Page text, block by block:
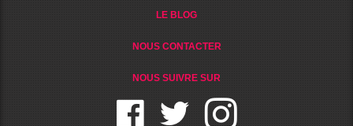
LE BLOG
NOUS CONTACTER
NOUS SUIVRE SUR